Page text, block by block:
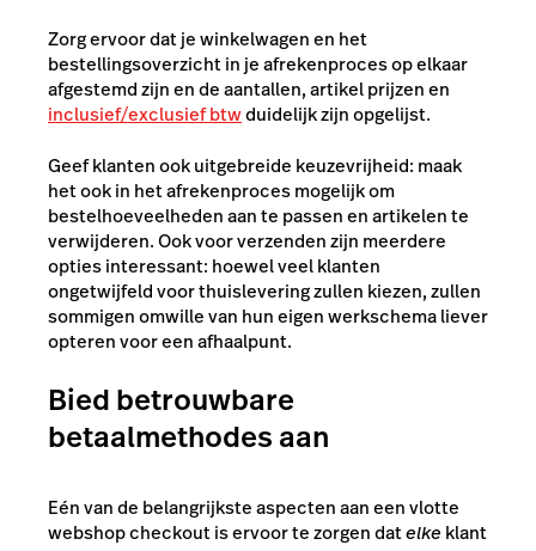
Zorg ervoor dat je winkelwagen en het
bestellingsoverzicht in je afrekenproces op elkaar
afgestemd zijn en de aantallen, artikel prijzen en
inclusief/exclusief btwduidelijk zijn opgelijst.
Geef klanten ook uitgebreide keuzevrijheid: maak
het ook in het afrekenproces mogelijk om
bestelhoeveelheden aan te passen en artikelen te
verwijderen. Ook voor verzenden zijn meerdere
opties interessant: hoewel veel klanten
ongetwijfeld voor thuislevering zullen kiezen, zullen
sommigen omwille van hun eigen werkschema liever
opteren voor een afhaalpunt.
Bied betrouwbare
betaalmethodes aan
Eén van de belangrijkste aspecten aan een vlotte
webshop checkout is ervoor te zorgen datelke klant